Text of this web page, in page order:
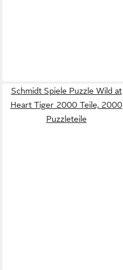
Schmidt Spiele Puzzle Wild at
Heart Tiger 2000 Teile, 2000
Puzzleteile